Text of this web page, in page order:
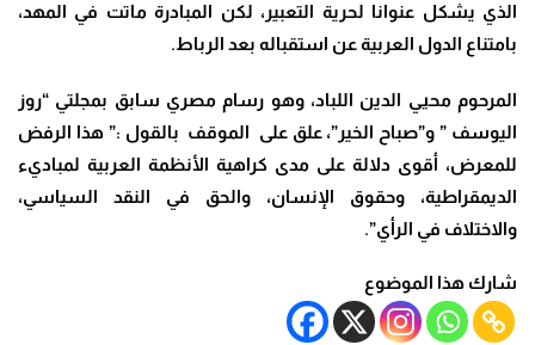
الذي يشكل عنوانا لحرية التعبير، لكن المبادرة ماتت في المهد،
بامتناع الدول العربية عن استقباله بعد الرباط.
المرحوم محيي الدين اللباد، وهو رسام مصري سابق بمجلتي “روز
اليوسف ” و”صباح الخير”، علق على الموقف بالقول :” هذا الرفض
للمعرض، أقوى دلالة على مدى كراهية الأنظمة العربية لمباديء
الديمقراطية، وحقوق الإنسان، والحق في النقد السياسي،
والاختلاف في الرأي”.
شارك هذا الموضوع